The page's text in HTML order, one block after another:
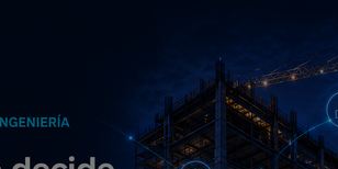
29% cambiar al
|
NOTICIAS PRODUCTOS AGENDA